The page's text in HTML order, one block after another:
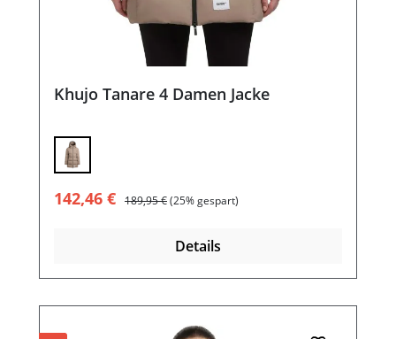
Khujo Tanare 4 Damen Jacke
Verkaufspreis:
142,46 € Regulärer Preis:
189,95 €(25% gespart)
Details